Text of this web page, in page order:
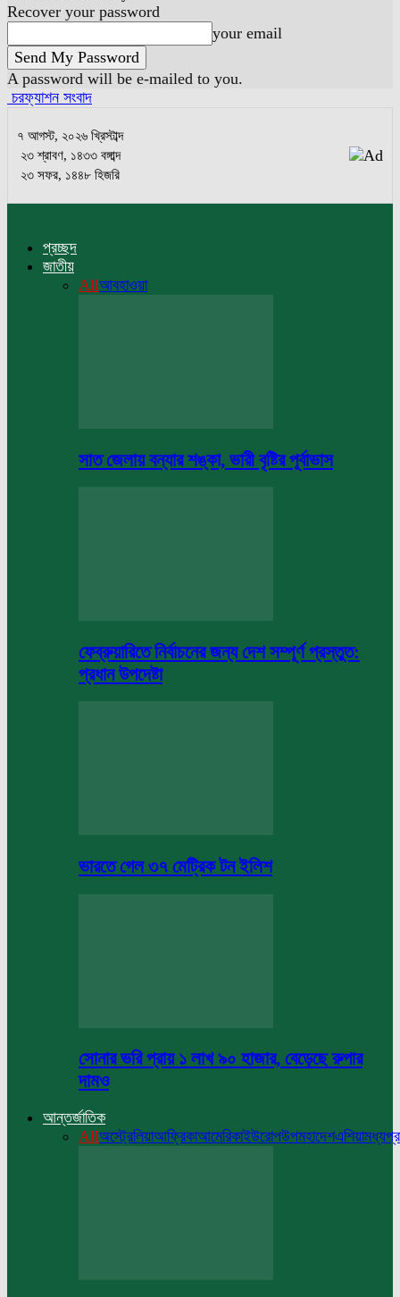
Recover your password
your email
A password will be e-mailed to you.
চরফ্যাশন সংবাদ
৭ আগস্ট, ২০২৬ খ্রিস্টাব্দ
২৩ শ্রাবণ, ১৪৩৩ বঙ্গাব্দ
২৩ সফর, ১৪৪৮ হিজরি
প্রচ্ছদ
জাতীয়
Allআবহাওয়া
সাত জেলায় বন্যার শঙ্কা, ভারী বৃষ্টির পূর্বাভাস
ফেব্রুয়ারিতে নির্বাচনের জন্য দেশ সম্পূর্ণ প্রস্তুত:
প্রধান উপদেষ্টা
ভারতে গেল ৩৭ মেট্রিক টন ইলিশ
সোনার ভরি প্রায় ১ লাখ ৯০ হাজার, বেড়েছে রুপার
দামও
আন্তর্জাতিক
Allঅস্ট্রেলিয়াআফ্রিকাআমেরিকাইউরোপউপমহাদেশএশিয়া